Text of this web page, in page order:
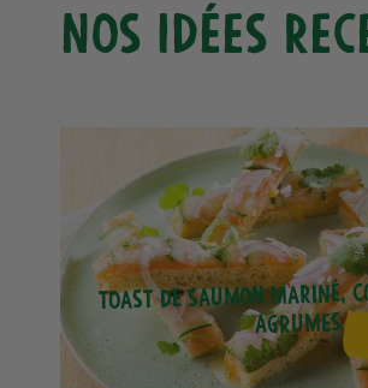
Nos idées
Toast de saumon mariné,
agrumes